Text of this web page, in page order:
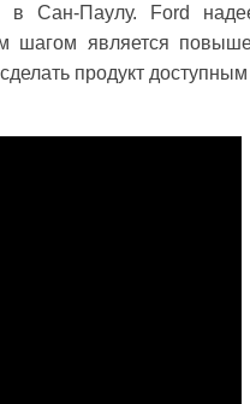
в Сан-Паулу. Ford
шагом является
продукт